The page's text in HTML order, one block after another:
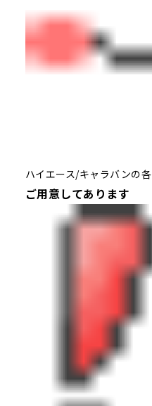
ハイエース/キャラバンの各
ご用意してあります